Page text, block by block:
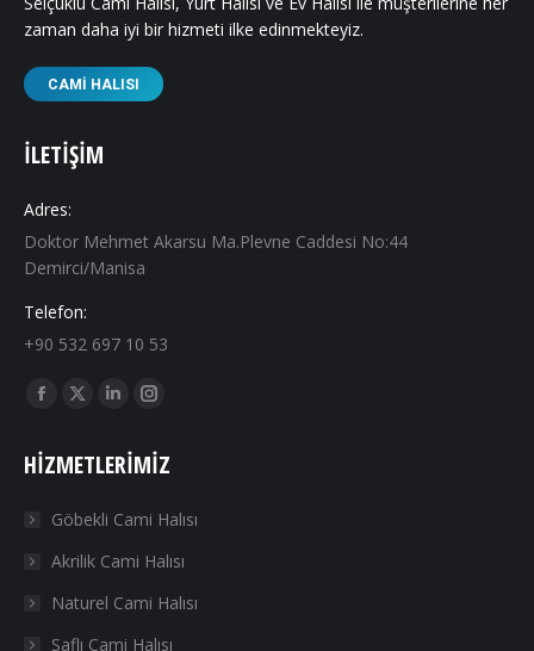
zaman daha iyi bir hizmeti ilke edinmekteyiz.
CAMI HALISI
İLETIŞIM
Adres:
Doktor Mehmet Akarsu Ma.Plevne Caddesi No:44
Demirci/Manisa
Telefon:
+90 532 697 10 53
Find us on:
Facebook
opens
new
window
X
opens
new
window
Linkedin
opens
new
window
Instagram
opens
new
window
HIZMETLERIMIZ
Göbekli Cami Halısı
Akrilik Cami Halısı
Naturel Cami Halısı
Saflı Cami Halısı